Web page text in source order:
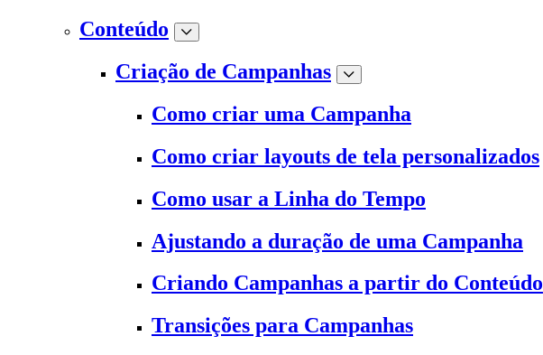
Conteúdo
Criação de Campanhas
Como criar uma Campanha
Como criar layouts de tela personalizados
Como usar a Linha do Tempo
Ajustando a duração de uma Campanha
Criando Campanhas a partir do Conteúdo
Transições para Campanhas